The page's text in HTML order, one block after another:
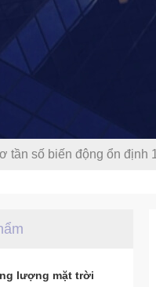
tần số biến động ổn định
lượng mặt trời